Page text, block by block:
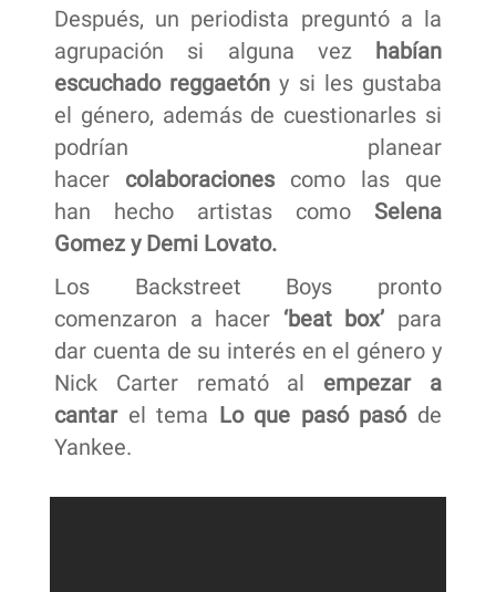
Después, un periodista preguntó a la
agrupación si alguna vez
habían
escuchado reggaetón y si les gustaba
el género, además de cuestionarles si
podrían planear
hacer colaboraciones como las que
han hecho artistas como Selena
Gomez y Demi Lovato.
Los Backstreet Boys pronto
comenzaron a hacer ‘beat box’ para
dar cuenta de su interés en el género y
Nick Carter remató al empezar a
cantarel tema Lo que pasó pasó de
Yankee.